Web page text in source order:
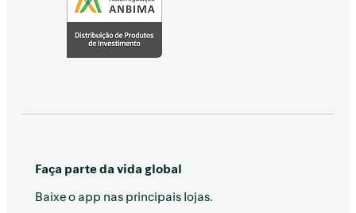
Faça parte da vida global
Baixe o app nas principais lojas.